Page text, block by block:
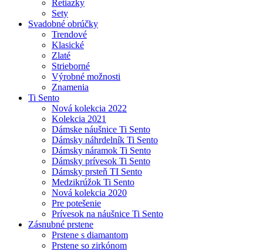
Retiazky
Sety
Svadobné obrúčky
Trendové
Klasické
Zlaté
Strieborné
Výrobné možnosti
Znamenia
Ti Sento
Nová kolekcia 2022
Kolekcia 2021
Dámske náušnice Ti Sento
Dámsky náhrdelník Ti Sento
Dámsky náramok Ti Sento
Dámsky prívesok Ti Sento
Dámsky prsteň TI Sento
Medzikrúžok Ti Sento
Nová kolekcia 2020
Pre potešenie
Prívesok na náušnice Ti Sento
Zásnubné prstene
Prstene s diamantom
Prstene so zirkónom